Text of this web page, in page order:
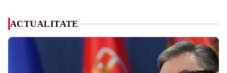
ACTUALITATE